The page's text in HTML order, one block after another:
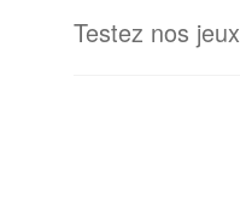
Testez nos jeux